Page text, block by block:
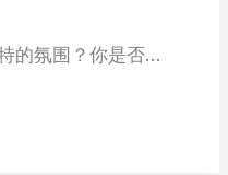
的氛围？你是否…